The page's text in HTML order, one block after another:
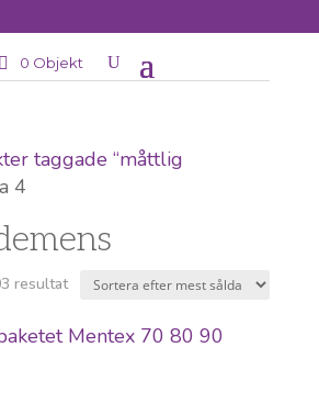
0 Objekt
taggade “måttlig
4
resultatSortera
popularitet